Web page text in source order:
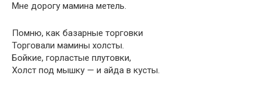
Мне дорогу мамина метель.
Помню, как базарные торговки
Торговали мамины холсты.
Бойкие, горластые плутовки,
Холст под мышку — и айда в кусты.